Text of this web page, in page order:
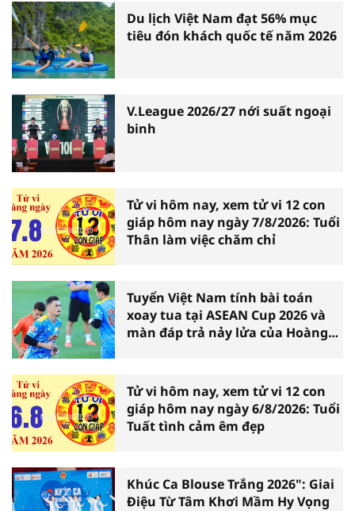
Du lịch Việt Nam đạt 56% mục
tiêu đón khách quốc tế năm 2026
V.League 2026/27 nới suất ngoại
binh
Tử vi hôm nay, xem tử vi 12 con
giáp hôm nay ngày 7/8/2026: Tuổi
Thân làm việc chăm chỉ
Tuyển Việt Nam tính bài toán
xoay tua tại ASEAN Cup 2026 và
màn đáp trả nảy lửa của Hoàng
Tử vi hôm nay, xem tử vi 12 con
giáp hôm nay ngày 6/8/2026: Tuổi
Tuất tình cảm êm đẹp
Khúc Ca Blouse Trắng 2026": Giai
Điệu Từ Tâm Khơi Mầm Hy Vọng